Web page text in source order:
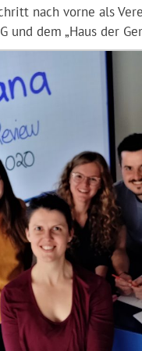
nach vorne als
und dem „Haus der